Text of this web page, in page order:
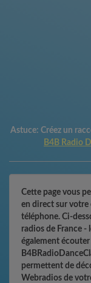
Astuce: Créez un
B4B Radio
Cette page vous
en direct sur
téléphone. Ci-
radios de France -
également
permettent de
Webradios de